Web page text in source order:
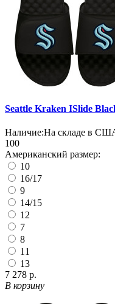
Seattle Kraken ISlide
Наличие:На складе в
100
Американский размер:
10
16/17
9
14/15
12
7
8
11
13
7 278 р.
В корзину